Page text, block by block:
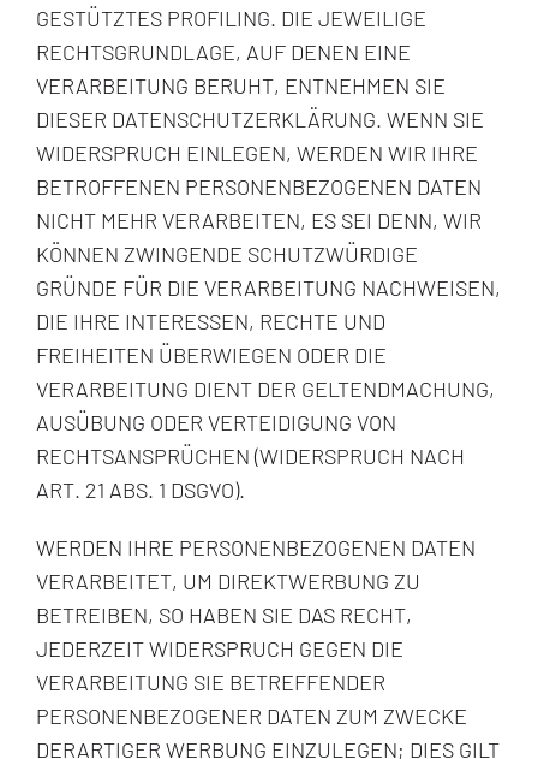
GESTÜTZTES PROFILING. DIE JEWEILIGE
RECHTSGRUNDLAGE, AUF DENEN EINE
VERARBEITUNG BERUHT, ENTNEHMEN SIE
DIESER DATENSCHUTZERKLÄRUNG. WENN SIE
WIDERSPRUCH EINLEGEN, WERDEN WIR IHRE
BETROFFENEN PERSONENBEZOGENEN DATEN
NICHT MEHR VERARBEITEN, ES SEI DENN, WIR
KÖNNEN ZWINGENDE SCHUTZWÜRDIGE
GRÜNDE FÜR DIE VERARBEITUNG NACHWEISEN,
DIE IHRE INTERESSEN, RECHTE UND
FREIHEITEN ÜBERWIEGEN ODER DIE
VERARBEITUNG DIENT DER GELTENDMACHUNG,
AUSÜBUNG ODER VERTEIDIGUNG VON
RECHTSANSPRÜCHEN (WIDERSPRUCH NACH
ART. 21 ABS. 1 DSGVO).
WERDEN IHRE PERSONENBEZOGENEN DATEN
VERARBEITET, UM DIREKTWERBUNG ZU
BETREIBEN, SO HABEN SIE DAS RECHT,
JEDERZEIT WIDERSPRUCH GEGEN DIE
VERARBEITUNG SIE BETREFFENDER
PERSONENBEZOGENER DATEN ZUM ZWECKE
DERARTIGER WERBUNG EINZULEGEN; DIES GILT